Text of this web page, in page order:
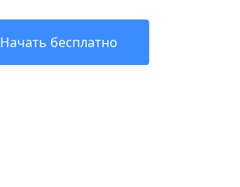
Начать бесплатно